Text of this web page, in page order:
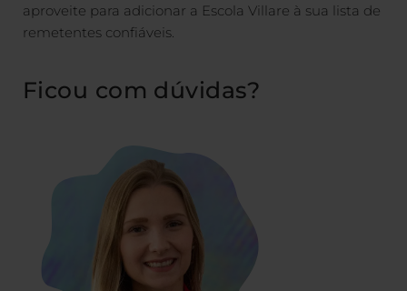
aproveite para adicionar a Escola Villare à sua lista de
remetentes confiáveis.
Ficou com dúvidas?